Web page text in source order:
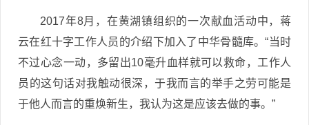
2017年8月，在黄湖镇组织的一次献血活动中，蒋
云在红十字工作人员的介绍下加入了中华骨髓库。“当时
不过心念一动，多留出10毫升血样就可以救命，工作人
员的这句话对我触动很深，于我而言的举手之劳可能是
于他人而言的重焕新生，我认为这是应该去做的事。”